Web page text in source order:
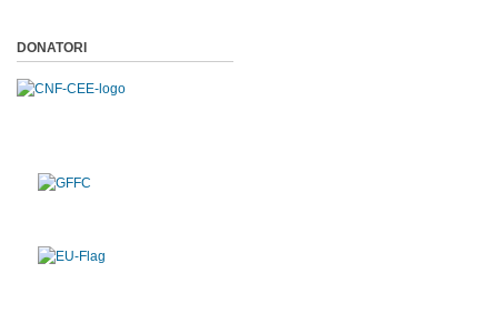
DONATORI